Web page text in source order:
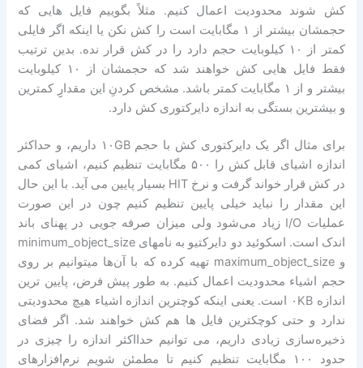
کش شوند محدودیت اعمال کنیم. مثلاً بگوییم فایل هایی که
حجمشان بیشتر از ۱ مگابایت است را کش نکن یا اینکه اگر فایلی
کمتر از ۱۰ کیلوبایت حجم دارد را در کش قرار نده. بدین ترتیب
فقط فایل هایی کش خواهند شد که حجمشان از ۱۰ کیلوبایت
بیشتر و از ۱ مگابایت کمتر باشد. مشخص کردنِ این مقدارِِ کمترین
و بیشترین بستگی به اندازه دایرکتوری کش دارد.
برای مثال اگر یک دایرکتوری کش با حجم ۱۰GB داریم، و حداکثر
اندازه اشیای قابل کش را ۵۰۰ مگابایت تنظیم کنیم، اشیای کمی
در کش قرار خواند گرفت و نرخ HIT بسیار پایین می آید. با این حال
این مقدار را نباید خیلی پایین تنظیم کنیم چون در این صورت
عملیات I/O زیاد می‌شود ولی میزان صرفه جویی در پهنای باند
اندک است. اسکوئید دو دایرکتیو به نامهای minimum_object_size
و maximum_object_size تهیه کرده که با آن‌ها میتوانیم بر روی
حجم اشیاء محدودیت اعمال کنیم. به طور پیش فرض، پایین ترین
اندازه ۰KB است. یعنی اینکه کوچترین اندازه اشیاء هیچ محدودیتی
ندارد و حتی کوچکترین فایل ها هم کش خواهند شد. اگر فضای
ذخیره‌سازی زیادی داریم، می توانیم حدااکثر اندازه را چیزی در
حدود ۱۰۰ مگابایت تنظیم کنیم تا مطمئن شویم نرم‌افزارهای